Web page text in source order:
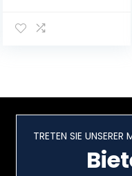
TRETEN SIE UNSERER